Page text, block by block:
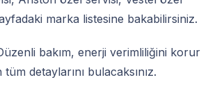
marka listesine bakabilirsiniz.
bakım, enerji verimliliğini korur
detaylarını bulacaksınız.